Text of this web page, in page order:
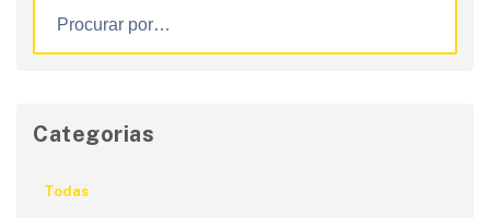
Categorias
Todas